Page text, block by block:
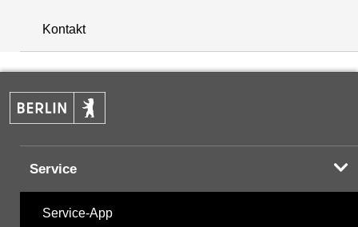
+
−
Kontakt
Service
Service-App